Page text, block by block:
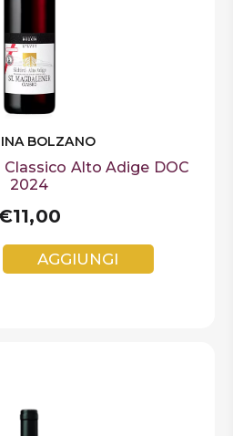
BOLZANO
Alto Adige DOC
2024
AGGIUNGI